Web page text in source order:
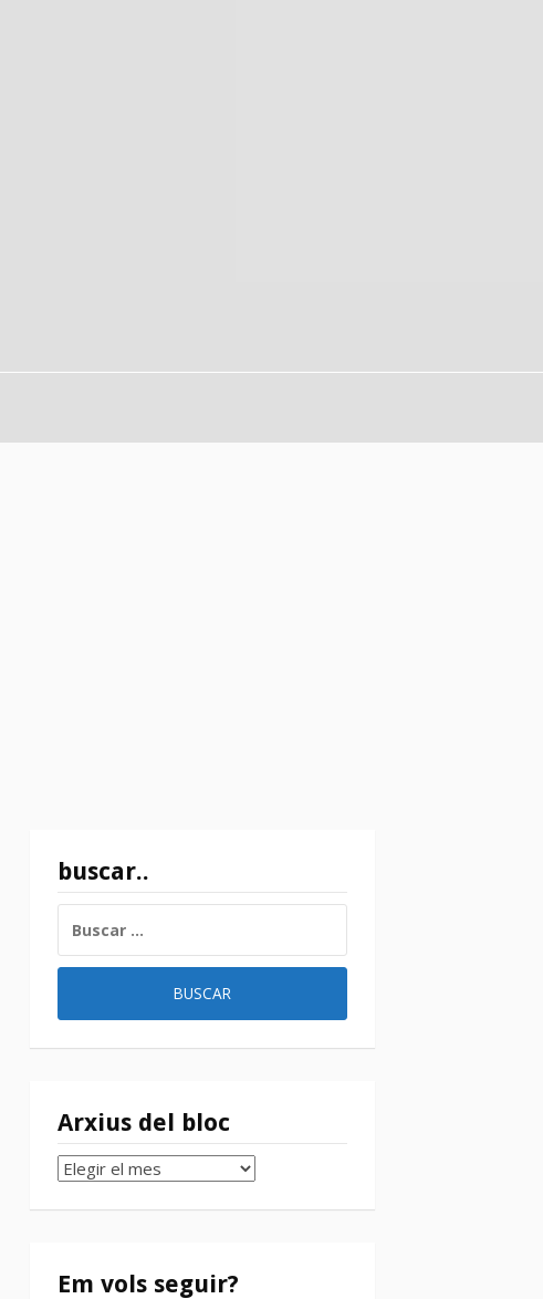
buscar..
Arxius del bloc
Arxius
bloc
Em vols seguir?